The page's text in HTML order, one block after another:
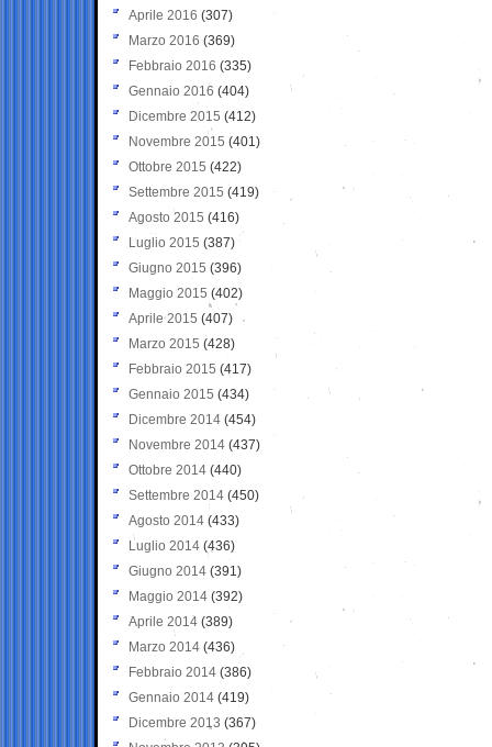
Aprile 2016 (307)
Marzo 2016 (369)
Febbraio 2016 (335)
Gennaio 2016 (404)
Dicembre 2015 (412)
Novembre 2015 (401)
Ottobre 2015 (422)
Settembre 2015 (419)
Agosto 2015 (416)
Luglio 2015 (387)
Giugno 2015 (396)
Maggio 2015 (402)
Aprile 2015 (407)
Marzo 2015 (428)
Febbraio 2015 (417)
Gennaio 2015 (434)
Dicembre 2014 (454)
Novembre 2014 (437)
Ottobre 2014 (440)
Settembre 2014 (450)
Agosto 2014 (433)
Luglio 2014 (436)
Giugno 2014 (391)
Maggio 2014 (392)
Aprile 2014 (389)
Marzo 2014 (436)
Febbraio 2014 (386)
Gennaio 2014 (419)
Dicembre 2013 (367)